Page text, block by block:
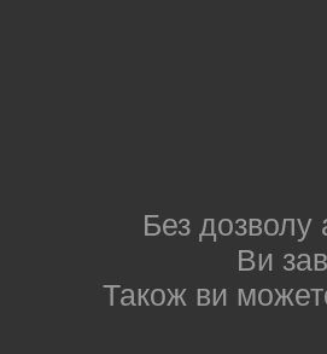
Без дозволу
Ви
Також ви